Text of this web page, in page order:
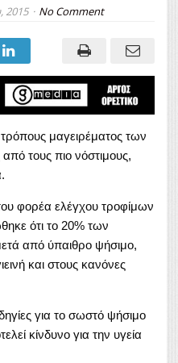
2015 No Comment
μαγειρέματος των
τους πιο νόστιμους,
φορέα ελέγχου τροφίμων
ότι το 20% των
από ύπαιθρο ψήσιμο,
και στους κανόνες
για το σωστό ψήσιμο
κίνδυνο για την υγεία